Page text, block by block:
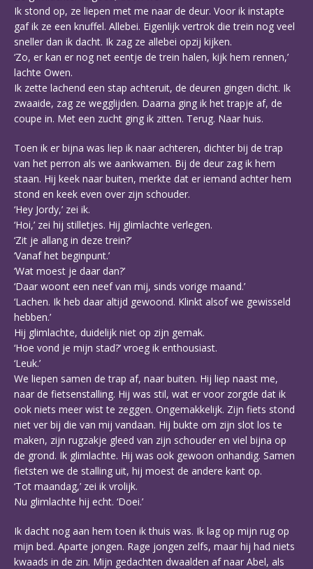
Ik stond op, ze liepen met me naar de deur. Voor ik instapte
gaf ik ze een knuffel. Allebei. Eigenlijk vertrok die trein nog veel
sneller dan ik dacht. Ik zag ze allebei opzij kijken.
‘Zo, er kan er nog net eentje de trein halen, kijk hem rennen,’
lachte Owen.
Ik zette lachend een stap achteruit, de deuren gingen dicht. Ik
zwaaide, zag ze wegglijden. Daarna ging ik het trapje af, de
coupe in. Met een zucht ging ik zitten. Terug. Naar huis.
Toen ik er bijna was liep ik naar achteren, dichter bij de trap
van het perron als we aankwamen. Bij de deur zag ik hem
staan. Hij keek naar buiten, merkte dat er iemand achter hem
stond en keek even over zijn schouder.
‘Hey Jordy,’ zei ik.
‘Hoi,’ zei hij stilletjes. Hij glimlachte verlegen.
‘Zit je allang in deze trein?’
‘Vanaf het beginpunt.’
‘Wat moest je daar dan?’
‘Daar woont een neef van mij, sinds vorige maand.’
‘Lachen. Ik heb daar altijd gewoond. Klinkt alsof we gewisseld
hebben.’
Hij glimlachte, duidelijk niet op zijn gemak.
‘Hoe vond je mijn stad?’ vroeg ik enthousiast.
‘Leuk.’
We liepen samen de trap af, naar buiten. Hij liep naast me,
naar de fietsenstalling. Hij was stil, wat er voor zorgde dat ik
ook niets meer wist te zeggen. Ongemakkelijk. Zijn fiets stond
niet ver bij die van mij vandaan. Hij bukte om zijn slot los te
maken, zijn rugzakje gleed van zijn schouder en viel bijna op
de grond. Ik glimlachte. Hij was ook gewoon onhandig. Samen
fietsten we de stalling uit, hij moest de andere kant op.
‘Tot maandag,’ zei ik vrolijk.
Nu glimlachte hij echt. ‘Doei.’
Ik dacht nog aan hem toen ik thuis was. Ik lag op mijn rug op
mijn bed. Aparte jongen. Rage jongen zelfs, maar hij had niets
kwaads in de zin. Mijn gedachten dwaalden af naar Abel, als